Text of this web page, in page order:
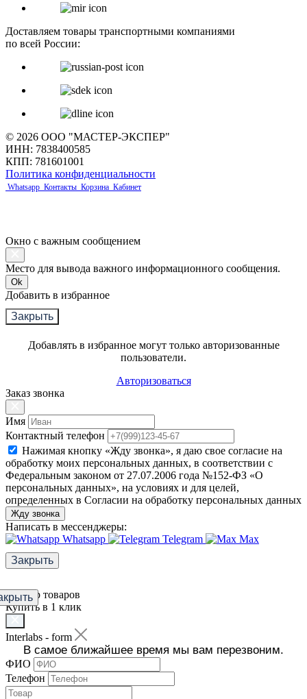
Доставляем товары транспортными компаниями
по всей России:
© 2026 ООО "МАСТЕР-ЭКСПЕР"
ИНН: 7838400585
КПП: 781601001
Политика конфиденциальности
Whatsapp Контакты Корзина Кабинет
Окно с важным сообщением
Место для вывода важного информационного сообщения.
Ok
Добавить в избранное
Закрыть
Добавлять в избранное могут только авторизованные
пользователи.
Авторизоваться
Заказ звонка
Имя
Контактный телефон
Нажимая кнопку «Жду звонка», я даю свое согласие на
обработку моих персональных данных, в соответствии с
Федеральным законом от 27.07.2006 года №152-ФЗ «О
персональных данных», на условиях и для целей,
определенных в Согласии на обработку персональных данных
Жду звонка
Написать в мессенджеры:
Whatsapp
Telegram
Max
Закрыть
Фильтр товаров
Купить в 1 клик
Interlabs - form
В самое ближайшее время мы вам перезвоним.
ФИО
Телефон